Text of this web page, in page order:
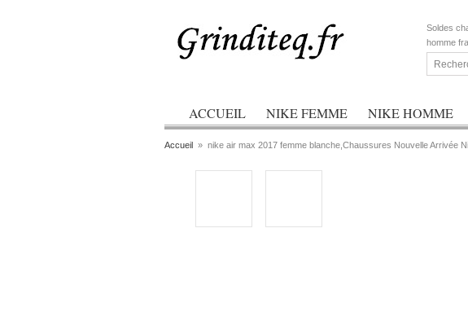
Soldes
homme
ACCUEIL NIKE FEMME NIKE HOMME
Accueil » nike air max 2017 femme blanche,Chaussures Nouvelle Arrivée